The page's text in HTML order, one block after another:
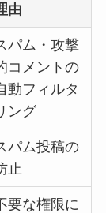
由
パム・攻撃
コメントの
動フィルタ
ング
パム投稿の
止
要な権限に